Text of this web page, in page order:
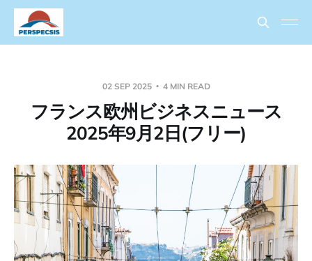
02 SEP 2025 4 MIN READ
フランス欧州ビジネスニュース
2025年9月2日(フリー)